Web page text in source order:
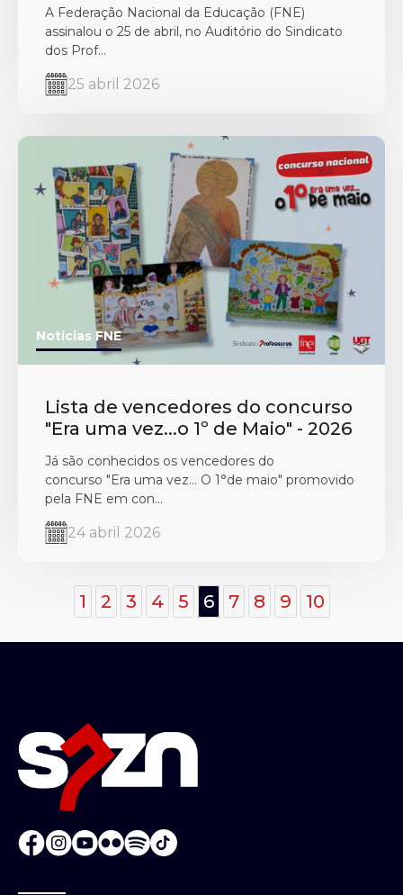
A Federação Nacional da Educação (FNE)
assinalou o 25 de abril, no Auditório do Sindicato
dos Prof...
25 abril 2026
Notícias FNE
Lista de vencedores do concurso
"Era uma vez...o 1º de Maio" - 2026
Já são conhecidos os vencedores do
concurso "Era uma vez... O 1°de maio" promovido
pela FNE em con...
24 abril 2026
1 2 3 4 5 6 7 8 9 10